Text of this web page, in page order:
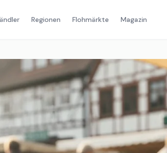
Regionen Flohmärkte Magazin